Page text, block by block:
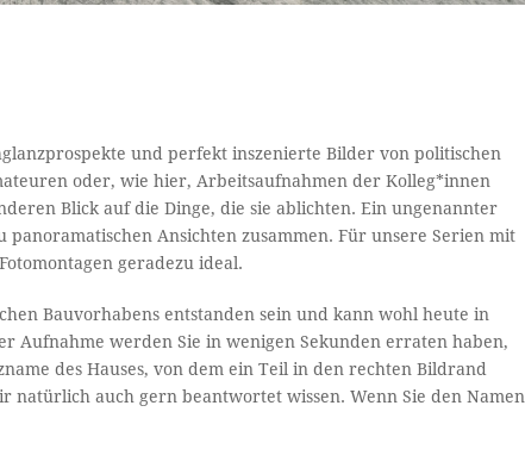
und perfekt inszenierte Bilder von politischen
oder, wie hier, Arbeitsaufnahmen der Kolleg*innen
Blick auf die Dinge, die sie ablichten. Ein ungenannter
panoramatischen Ansichten zusammen. Für unsere Serien mit
geradezu ideal.
Bauvorhabens entstanden sein und kann wohl heute in
Aufnahme werden Sie in wenigen Sekunden erraten haben,
des Hauses, von dem ein Teil in den rechten Bildrand
natürlich auch gern beantwortet wissen. Wenn Sie den Namen